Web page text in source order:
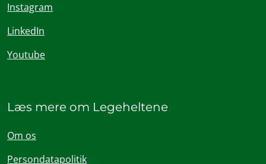
Instagram
LinkedIn
Youtube
Læs mere om Legeheltene
Om os
Persondatapolitik